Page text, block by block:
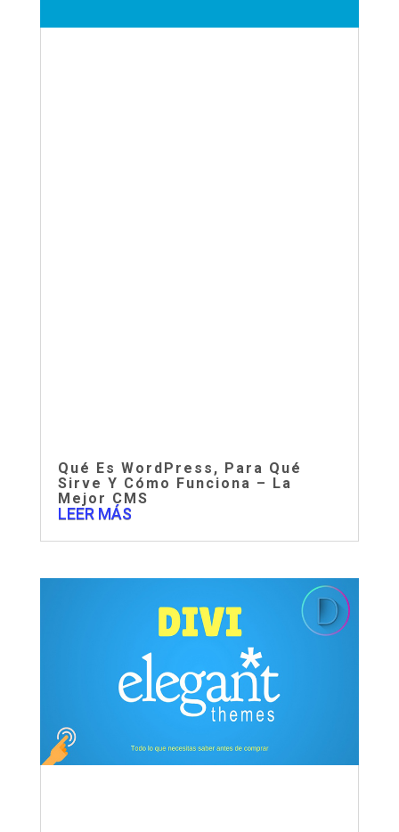
Qué Es WordPress, Para Qué
Sirve Y Cómo Funciona – La
Mejor CMS
LEER MÁS